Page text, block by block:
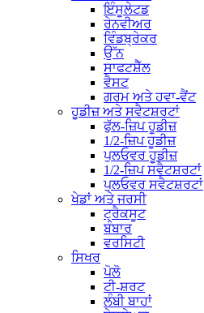
ਇੰਸੂਲੇਟਡ
ਰੇਨਵੀਅਰ
ਵਿੰਡਬ੍ਰੇਕਰ
ਉੱਨ
ਸਾਫਟਸ਼ੈੱਲ
ਵੈਸਟ
ਗਰਮ ਅਤੇ ਹਵਾ-ਵੈਂਟ
ਹੂਡੀਜ਼ ਅਤੇ ਸਵੈਟਸ਼ਰਟਾਂ
ਫੁੱਲ-ਜ਼ਿਪ ਹੂਡੀਜ਼
1/2-ਜ਼ਿਪ ਹੂਡੀਜ਼
ਪੁਲਓਵਰ ਹੂਡੀਜ਼
1/2-ਜ਼ਿਪ ਸਵੈਟਸ਼ਰਟਾਂ
ਪੁਲਓਵਰ ਸਵੈਟਸ਼ਰਟਾਂ
ਖੇਡਾਂ ਅਤੇ ਜਰਸੀ
ਟ੍ਰੈਕਸੂਟ
ਬੰਬਾਰ
ਵਰਸਿਟੀ
ਸਿਖਰ
ਪੋਲੋ
ਟੀ-ਸ਼ਰਟ
ਲੰਬੀ ਬਾਹਾਂ